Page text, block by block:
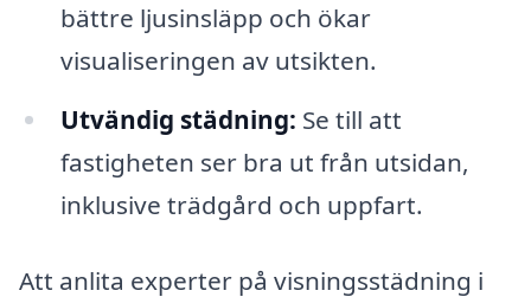
bättre ljusinsläpp och ökar
visualiseringen av utsikten.
Utvändig städning: Se till att
fastigheten ser bra ut från utsidan,
inklusive trädgård och uppfart.
Att anlita experter på visningsstädning i